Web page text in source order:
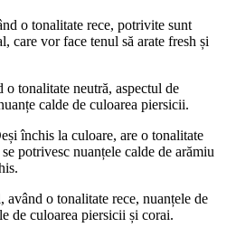
o tonalitate rece, potrivite sunt
care vor face tenul să arate fresh și
o tonalitate neutră, aspectul de
calde de culoarea piersicii.
închis la culoare, are o tonalitate
potrivesc nuanțele calde de arămiu
având o tonalitate rece, nuanțele de
de culoarea piersicii și corai.